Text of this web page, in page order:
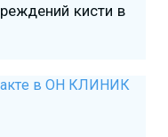
кисти в